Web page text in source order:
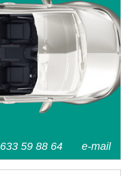
e-mail
633 59 88 64